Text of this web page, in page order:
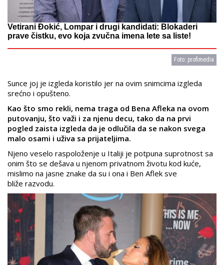
Foto: profimedia
Vetirani Đokić, Lompar i drugi kandidati: Blokaderi
prave čistku, evo koja zvučna imena lete sa liste!
Sunce joj je izgleda koristilo jer na ovim snimcima izgleda
srećno i opušteno.
Kao što smo rekli, nema traga od Bena Afleka na ovom
putovanju, što važi i za njenu decu, tako da na prvi
pogled zaista izgleda da je odlučila da se nakon svega
malo osami i uživa sa prijateljima.
Njeno veselo raspoloženje u Italiji je potpuna suprotnost sa
onim što se dešava u njenom privatnom životu kod kuće,
mislimo na jasne znake da su i ona i Ben Aflek sve
bliže razvodu.